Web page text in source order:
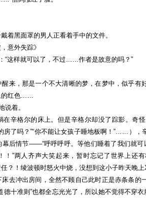
着黑面罩的男人正看着手中的文件。
意外失踪》
“这样就可以了，不过……作者是故意的吗？”
醒来，那是一个不大清晰的梦，在梦中，似乎
的红色……
着。
在辛格尔的床上。但是辛格尔却没了踪影。奇
房了吗？”“你不能让女孩子睡地板啊！”……）
幕后情节——“呼呼呼呼。等他们睡着了我们就
！”两人齐声大笑起来，暂时忘记了世界上还
？！绫波顿时怒火中烧，没想到这小子昨天晚
去冲出房间，全然不顾自己此时正是赤条条的
德十准则”也都全忘光光了，所以她不觉得不穿